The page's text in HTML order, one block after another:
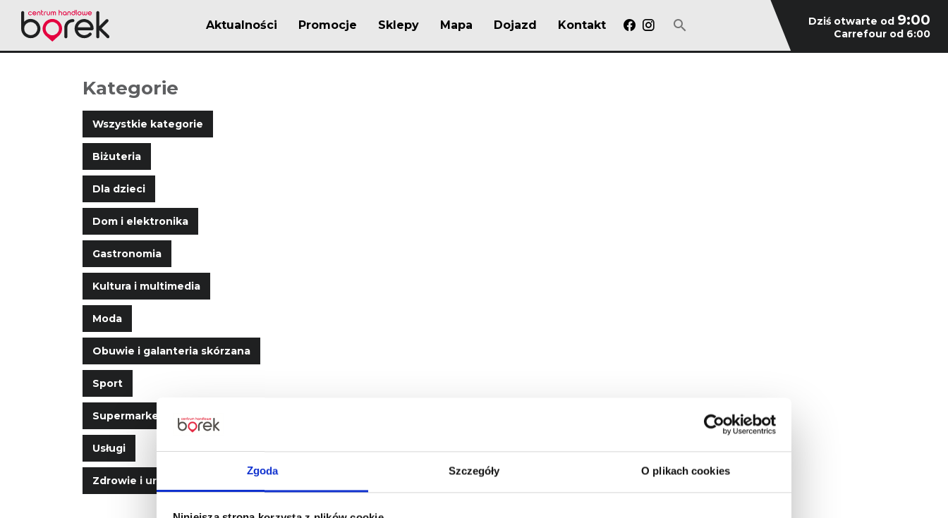
Zgoda Szczegóły O plikach cookies
Aktualności Promocje Sklepy Mapa Dojazd Kontakt Dziś otwarte od 9:00
Carrefour od 6:00
Kategorie
Wszystkie kategorie
Biżuteria
Dla dzieci
Dom i elektronika
Gastronomia
Kultura i multimedia
Moda
Obuwie i galanteria skórzana
Sport
Supermarket, art. spożywcze
Usługi
Zdrowie i uroda